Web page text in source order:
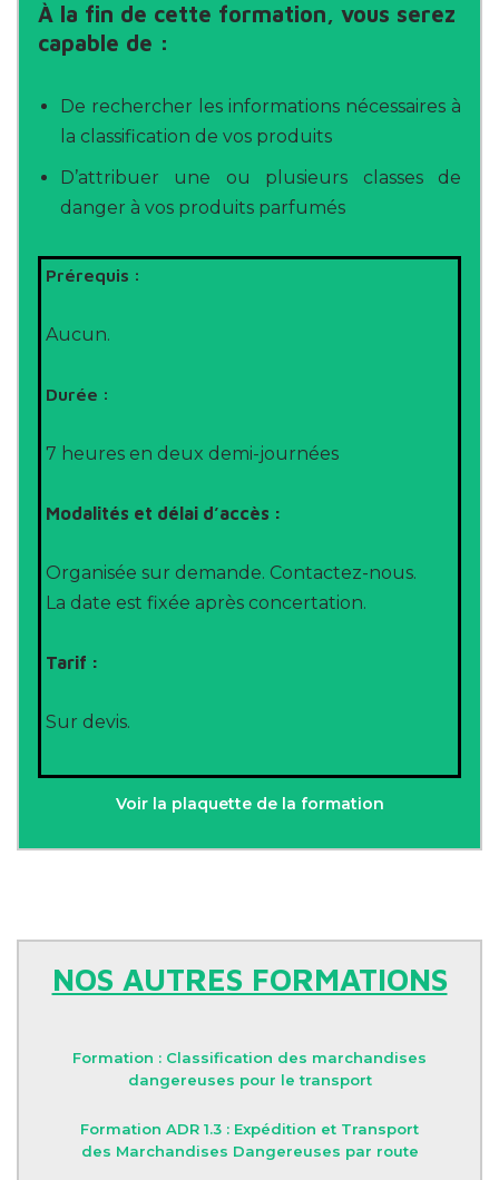
À la fin de cette formation, vous serez
capable de :
De rechercher les informations nécessaires à
la classification de vos produits
D’attribuer une ou plusieurs classes de
danger à vos produits parfumés
Prérequis :
Aucun.
Durée :
7 heures en deux demi-journées
Modalités et délai d’accès :
Organisée sur demande. Contactez-nous.
La date est fixée après concertation.
Tarif :
Sur devis.
Voir la plaquette de la formation
NOS AUTRES FORMATIONS
Formation : Classification des marchandises
dangereuses pour le transport
Formation ADR 1.3 : Expédition et Transport
des Marchandises Dangereuses par route